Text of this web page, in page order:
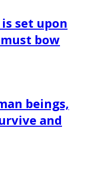
set upon
bow
beings,
and